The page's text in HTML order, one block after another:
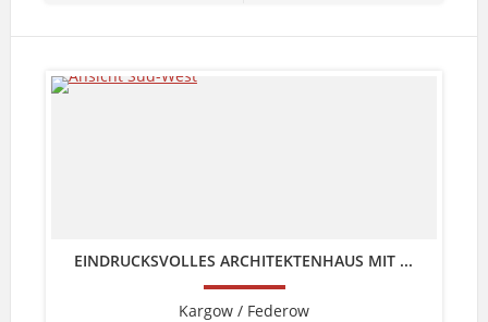
EINDRUCKSVOLLES ARCHITEKTENHAUS MIT ...
Kargow / Federow